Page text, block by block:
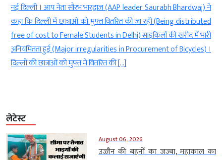
नई दिल्ली । आप नेता सौरभ भारद्वाज (AAP leader Saurabh Bhardwaj) ने
कहा कि दिल्ली में छात्राओं को मुफ्त वितरित की जा रही (Being distributed
free of cost to Female Students in Delhi) साइकिलों की खरीद में भारी
अनियमितता हुई (Major irregularities in Procurement of Bicycles) ।
दिल्ली की छात्राओं को मुफ्त में वितरित की […]
लेटेस्ट
August 06, 2026
उज्जैन की बहनों का जज्बा, महाकाल का